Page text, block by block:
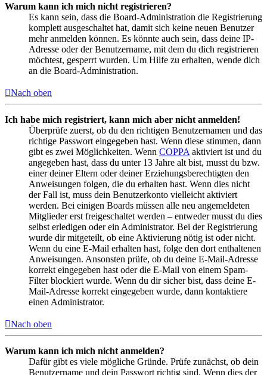
Warum kann ich mich nicht registrieren?
Es kann sein, dass die Board-Administration die Registrierung
komplett ausgeschaltet hat, damit sich keine neuen Benutzer
mehr anmelden können. Es könnte auch sein, dass deine IP-
Adresse oder der Benutzername, mit dem du dich registrieren
möchtest, gesperrt wurden. Um Hilfe zu erhalten, wende dich
an die Board-Administration.
Nach oben
Ich habe mich registriert, kann mich aber nicht anmelden!
Überprüfe zuerst, ob du den richtigen Benutzernamen und das
richtige Passwort eingegeben hast. Wenn diese stimmen, dann
gibt es zwei Möglichkeiten. Wenn COPPA aktiviert ist und du
angegeben hast, dass du unter 13 Jahre alt bist, musst du bzw.
einer deiner Eltern oder deiner Erziehungsberechtigten den
Anweisungen folgen, die du erhalten hast. Wenn dies nicht
der Fall ist, muss dein Benutzerkonto vielleicht aktiviert
werden. Bei einigen Boards müssen alle neu angemeldeten
Mitglieder erst freigeschaltet werden – entweder musst du dies
selbst erledigen oder ein Administrator. Bei der Registrierung
wurde dir mitgeteilt, ob eine Aktivierung nötig ist oder nicht.
Wenn du eine E-Mail erhalten hast, folge den dort enthaltenen
Anweisungen. Ansonsten prüfe, ob du deine E-Mail-Adresse
korrekt eingegeben hast oder die E-Mail von einem Spam-
Filter blockiert wurde. Wenn du dir sicher bist, dass deine E-
Mail-Adresse korrekt eingegeben wurde, dann kontaktiere
einen Administrator.
Nach oben
Warum kann ich mich nicht anmelden?
Dafür gibt es viele mögliche Gründe. Prüfe zunächst, ob dein
Benutzername und dein Passwort richtig sind. Wenn dies der